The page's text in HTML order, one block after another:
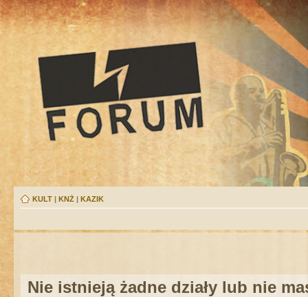
KULT | KNŻ | KAZIK
Nie istnieją żadne działy lub nie